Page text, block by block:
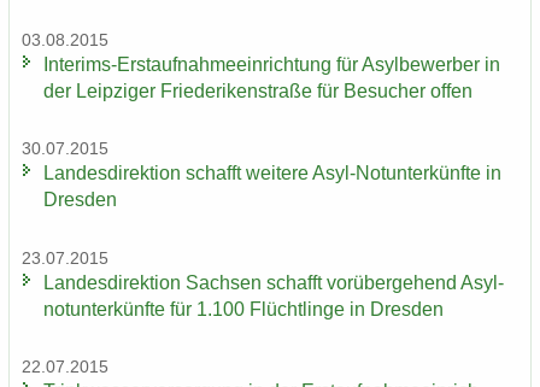
03.08.2015
Interims-​Erstaufnahmeeinrichtung für Asyl­be­wer­ber in
der Leip­zi­ger Frie­de­ri­ken­stra­ße für Be­su­cher offen
30.07.2015
Lan­des­di­rek­ti­on schafft wei­te­re Asyl-​Notunterkünfte in
Dres­den
23.07.2015
Lan­des­di­rek­ti­on Sach­sen schafft vor­über­ge­hend Asyl­
not­un­ter­künf­te für 1.100 Flücht­lin­ge in Dres­den
22.07.2015